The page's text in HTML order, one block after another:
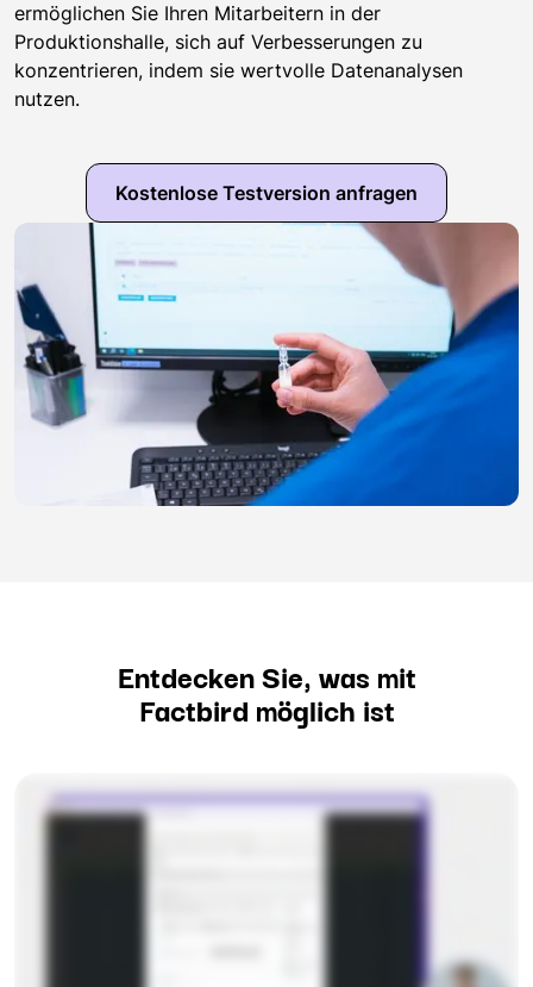
ermöglichen Sie Ihren Mitarbeitern in der
Produktionshalle, sich auf Verbesserungen zu
konzentrieren, indem sie wertvolle Datenanalysen
nutzen.
Kostenlose Testversion anfragen
Entdecken Sie, was mit
Factbird möglich ist